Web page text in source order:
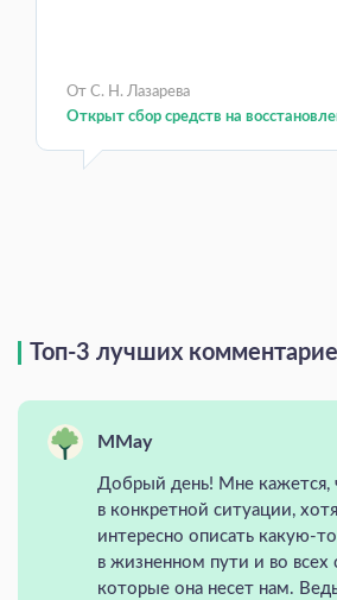
От С. Н. Лазарева
Открыт сбор средств на
Топ-3 лучших
MMay
Добрый день! Мне кажется,
в конкретной ситуации,
интересно описать какую-
в жизненном пути и во всех
которые она несет нам.